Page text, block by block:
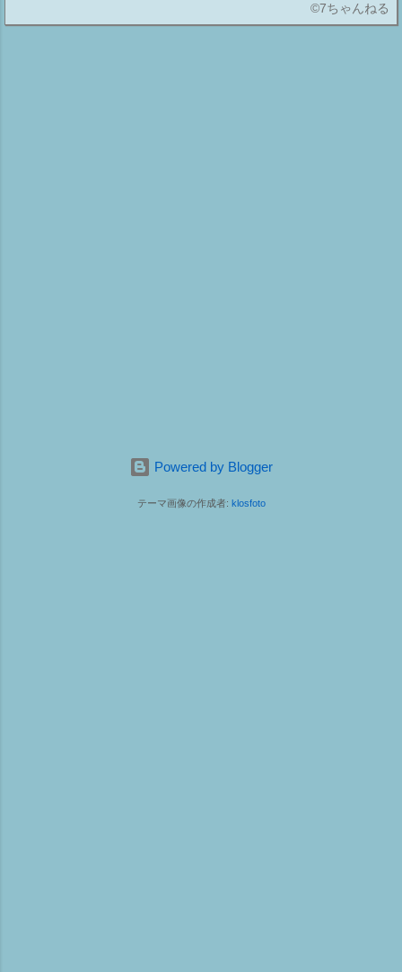
©7ちゃんねる
Powered by Blogger
テーマ画像の作成者: klosfoto